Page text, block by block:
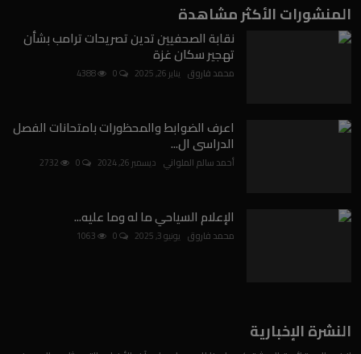
المنشورات الأكثر مشاهدة
نقابة الصحفيين تدين تصريحات ترامب بشأن
تهجير سكان غزة
محمد فاروق يناير 26, 2025
اعرف الضوابط والمحظورات بامتحانات الفصل
الدراسى ال...
أحمد سالم الملواني ديسمبر 26, 2024
الإعلام السياحي ما له وما عليه...
محمد فاروق يونيو 3, 2025
النشرة الإخبارية